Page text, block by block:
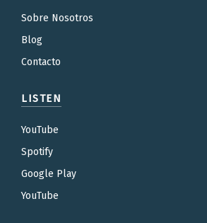
Sobre Nosotros
Blog
Contacto
LISTEN
YouTube
Spotify
Google Play
YouTube